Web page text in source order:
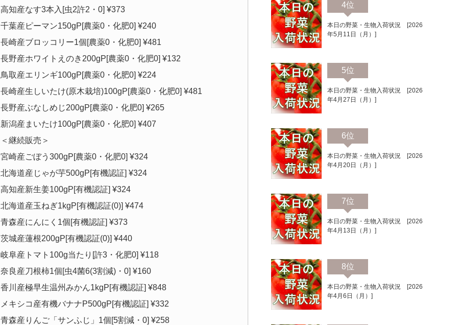
高知産なす3本入[虫2許2・0] ¥373
千葉産ピーマン150gP[農薬0・化肥0] ¥240
長崎産ブロッコリー1個[農薬0・化肥0] ¥481
長野産ホワイトえのき200gP[農薬0・化肥0] ¥132
鳥取産エリンギ100gP[農薬0・化肥0] ¥224
長崎産生しいたけ(原木栽培)100gP[農薬0・化肥0] ¥481
長野産ぶなしめじ200gP[農薬0・化肥0] ¥265
新潟産まいたけ100gP[農薬0・化肥0] ¥407
＜継続販売＞
宮崎産ごぼう300gP[農薬0・化肥0] ¥324
北海道産じゃが芋500gP[有機認証] ¥324
高知産新生姜100gP[有機認証] ¥324
北海道産玉ねぎ1kgP[有機認証(0)] ¥474
青森産にんにく1個[有機認証] ¥373
茨城産蓮根200gP[有機認証(0)] ¥440
岐阜産トマト100g当たり[許3・化肥0] ¥118
奈良産刀根柿1個[虫4菌6(3割減)・0] ¥160
香川産極早生温州みかん1kgP[有機認証] ¥848
メキシコ産有機バナナP500gP[有機認証] ¥332
青森産りんご「サンふじ」1個[5割減・0] ¥258
4位
本日の野菜・生物入荷状況 [2026
年5月11日（月）]
5位
本日の野菜・生物入荷状況 [2026
年4月27日（月）]
6位
本日の野菜・生物入荷状況 [2026
年4月20日（月）]
7位
本日の野菜・生物入荷状況 [2026
年4月13日（月）]
8位
本日の野菜・生物入荷状況 [2026
年4月6日（月）]